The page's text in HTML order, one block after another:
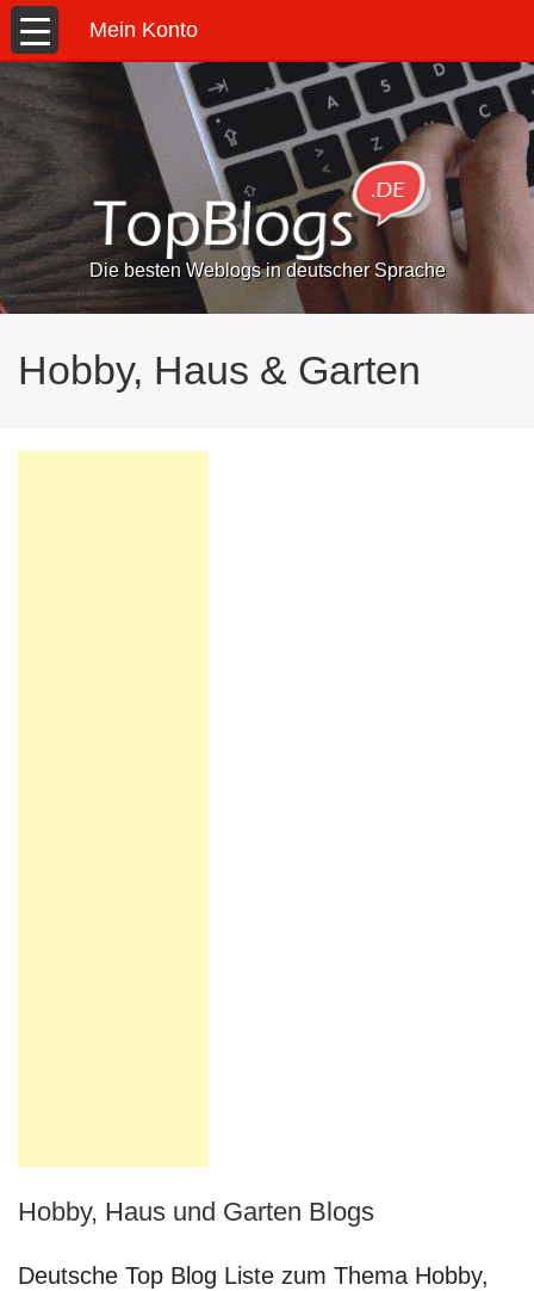
Mein Konto
Die besten Weblogs in deutscher Sprache
Hobby, Haus & Garten
Hobby, Haus und Garten Blogs
Deutsche Top Blog Liste zum Thema Hobby,